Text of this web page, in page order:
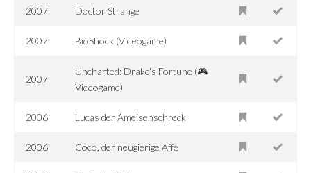
2007 Doctor Strange
2007 BioShock (Videogame)
2007
Uncharted: Drake's Fortune (🎮
Videogame)
2006 Lucas der Ameisenschreck
2006 Coco, der neugierige Affe